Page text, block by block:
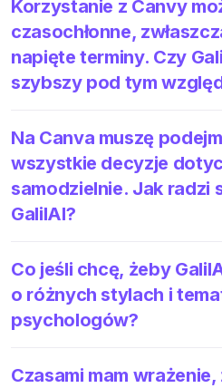
Korzystanie z Canvy
czasochłonne,
napięte terminy. Czy
szybszy pod tym
Na Canva muszę
wszystkie decyzje
samodzielnie. Jak radzi
GalilAI?
Co jeśli chcę, żeby
o różnych stylach i
psychologów?
Czasami mam wrażenie,